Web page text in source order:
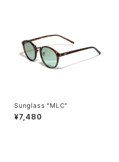
Sunglass "MLC"
¥7,480